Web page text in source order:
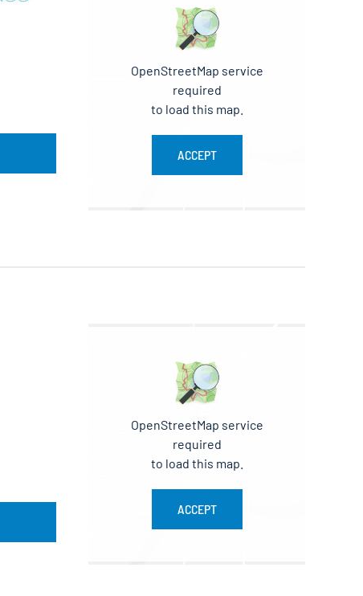
OpenStreetMap service
required
to load this map.
ACCEPT
OpenStreetMap service
required
to load this map.
ACCEPT